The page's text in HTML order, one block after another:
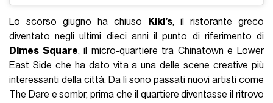
Lo scorso giugno ha chiuso Kiki’s, il ristorante greco
diventato negli ultimi dieci anni il punto di riferimento di
Dimes Square, il micro-quartiere tra Chinatown e Lower
East Side che ha dato vita a una delle scene creative più
interessanti della città. Da lì sono passati nuovi artisti come
The Dare e sombr, prima che il quartiere diventasse il ritrovo